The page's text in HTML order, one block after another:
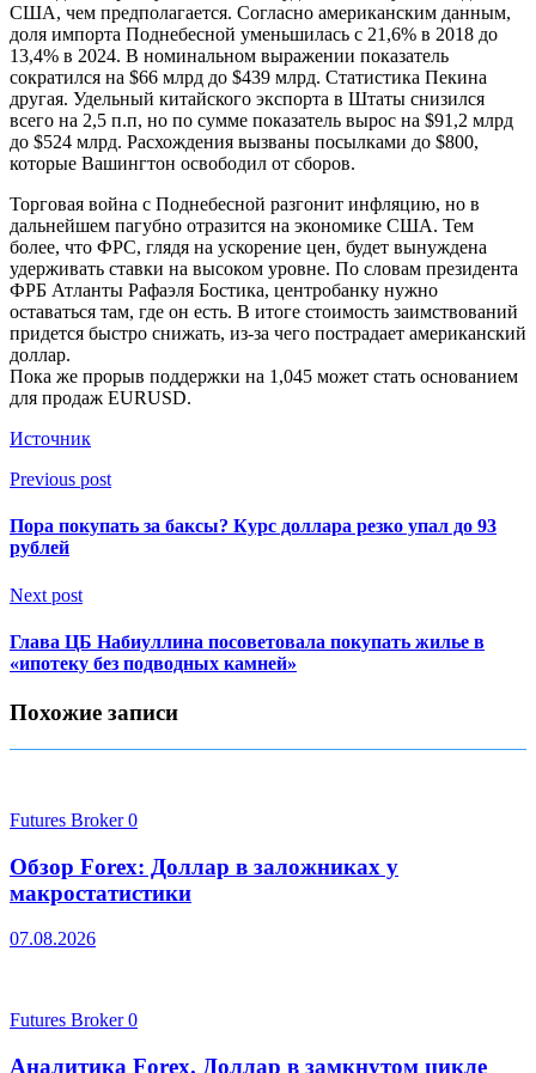
США, чем предполагается. Согласно американским данным,
доля импорта Поднебесной уменьшилась с 21,6% в 2018 до
13,4% в 2024. В номинальном выражении показатель
сократился на $66 млрд до $439 млрд. Статистика Пекина
другая. Удельный китайского экспорта в Штаты снизился
всего на 2,5 п.п, но по сумме показатель вырос на $91,2 млрд
до $524 млрд. Расхождения вызваны посылками до $800,
которые Вашингтон освободил от сборов.
Торговая война с Поднебесной разгонит инфляцию, но в
дальнейшем пагубно отразится на экономике США. Тем
более, что ФРС, глядя на ускорение цен, будет вынуждена
удерживать ставки на высоком уровне. По словам президента
ФРБ Атланты Рафаэля Бостика, центробанку нужно
оставаться там, где он есть. В итоге стоимость заимствований
придется быстро снижать, из-за чего пострадает американский
доллар.
Пока же прорыв поддержки на 1,045 может стать основанием
для продаж EURUSD.
Источник
Previous post
Пора покупать за баксы? Курс доллара резко упал до 93
рублей
Next post
Глава ЦБ Набиуллина посоветовала покупать жилье в
«ипотеку без подводных камней»
Похожие записи
Futures Broker0
Обзор Forex: Доллар в заложниках у
макростатистики
07.08.2026
Futures Broker0
Аналитика Forex. Доллар в замкнутом цикле